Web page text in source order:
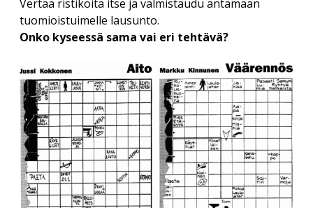
Vuosikokous 2017
Helsingin kirjamessut
Paikalliskerhovetäjien tapaaminen 2018
Paikalliskerhovetäjien tapaaminen 2017
Paikalliskerhovetäjien tapaaminen 2013
Veikko Sonninen: Vaakasuoraan: Copyright (13 kirjainta)
Jussi Kokkonen: Satu leivättömän pöydän äärestä
Veikko Nurmi: Epäitsenäiset “sanat”
menu
RIITTA ASIKAINEN 1955-2013
HANNES TIIRA 1955-2019
PAAVO IISAKKI LUKKAROINEN 1930-2019
TUULI RAUVOLA 1949-2023
Yhdistyksen säännöt
Tietosuojaseloste
Vertaa ristikoita itse ja valmistaudu antamaan
tuomioistuimelle lausunto.
Onko kyseessä sama vai eri tehtävä?